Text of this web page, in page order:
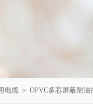
电缆 ＞ OPVC多芯屏蔽耐